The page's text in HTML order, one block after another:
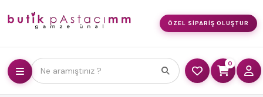
ÖZEL SIPARIŞ OLUŞTUR
Ne aramıştınız ?
0